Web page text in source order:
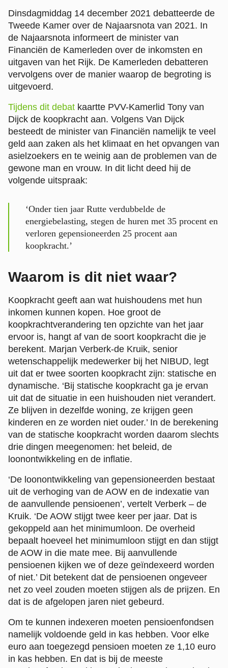
Dinsdagmiddag 14 december 2021 debatteerde de
Tweede Kamer over de Najaarsnota van 2021. In
de Najaarsnota informeert de minister van
Financiën de Kamerleden over de inkomsten en
uitgaven van het Rijk. De Kamerleden debatteren
vervolgens over de manier waarop de begroting is
uitgevoerd.
Tijdens dit debat kaartte PVV-Kamerlid Tony van
Dijck de koopkracht aan. Volgens Van Dijck
besteedt de minister van Financiën namelijk te veel
geld aan zaken als het klimaat en het opvangen van
asielzoekers en te weinig aan de problemen van de
gewone man en vrouw. In dit licht deed hij de
volgende uitspraak:
‘Onder tien jaar Rutte verdubbelde de
energiebelasting, stegen de huren met 35 procent en
verloren gepensioneerden 25 procent aan
koopkracht.’
Waarom is dit niet waar?
Koopkracht geeft aan wat huishoudens met hun
inkomen kunnen kopen. Hoe groot de
koopkrachtverandering ten opzichte van het jaar
ervoor is, hangt af van de soort koopkracht die je
berekent. Marjan Verberk-de Kruik, senior
wetenschappelijk medewerker bij het NIBUD, legt
uit dat er twee soorten koopkracht zijn: statische en
dynamische. ‘Bij statische koopkracht ga je ervan
uit dat de situatie in een huishouden niet verandert.
Ze blijven in dezelfde woning, ze krijgen geen
kinderen en ze worden niet ouder.’ In de berekening
van de statische koopkracht worden daarom slechts
drie dingen meegenomen: het beleid, de
loonontwikkeling en de inflatie.
‘De loonontwikkeling van gepensioneerden bestaat
uit de verhoging van de AOW en de indexatie van
de aanvullende pensioenen’, vertelt Verberk – de
Kruik. ‘De AOW stijgt twee keer per jaar. Dat is
gekoppeld aan het minimumloon. De overheid
bepaalt hoeveel het minimumloon stijgt en dan stijgt
de AOW in die mate mee. Bij aanvullende
pensioenen kijken we of deze geïndexeerd worden
of niet.’ Dit betekent dat de pensioenen ongeveer
net zo veel zouden moeten stijgen als de prijzen. En
dat is de afgelopen jaren niet gebeurd.
Om te kunnen indexeren moeten pensioenfondsen
namelijk voldoende geld in kas hebben. Voor elke
euro aan toegezegd pensioen moeten ze 1,10 euro
in kas hebben. En dat is bij de meeste